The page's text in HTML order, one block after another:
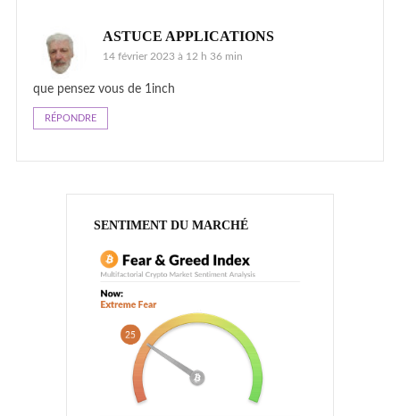
ASTUCE APPLICATIONS
14 février 2023 à 12 h 36 min
que pensez vous de 1inch
RÉPONDRE
SENTIMENT DU MARCHÉ